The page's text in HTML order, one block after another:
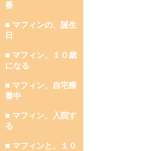
番
■ マフィンの、誕生
日
■ マフィン、１０歳
になる
■ マフィン、自宅療
養中
■ マフィン、入院す
る
■ マフィンと、１０